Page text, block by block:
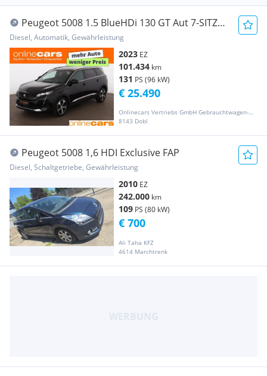
Peugeot 5008 1.5 BlueHDi 130 GT Aut 7-SITZER
LED SKY NAV
Diesel, Automatik, Gewährleistung
2023 EZ
101.434 km
131 PS (96 kW)
Onlinecars Vertriebs GmbH Gebrauchtwagen-Outlet  Werkstätte  Spenglerei  Lackiererei
8143 Dobl
€ 25.490
Peugeot 5008 1,6 HDI Exclusive FAP
Diesel, Schaltgetriebe, Gewährleistung
2010 EZ
242.000 km
109 PS (80 kW)
Ali Taha KFZ
4614 Marchtrenk
€ 700